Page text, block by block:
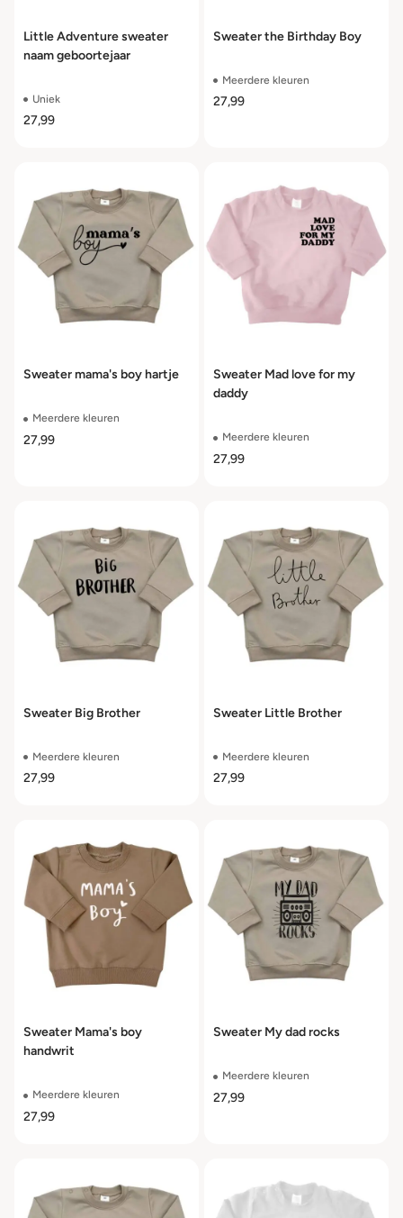
Little Adventure sweater
naam geboortejaar
Uniek
27,99
Sweater the Birthday Boy
Meerdere kleuren
27,99
Sweater mama's boy hartje
Meerdere kleuren
27,99
Sweater Mad love for my
daddy
Meerdere kleuren
27,99
Sweater Big Brother
Meerdere kleuren
27,99
Sweater Little Brother
Meerdere kleuren
27,99
Sweater Mama's boy
handwrit
Meerdere kleuren
27,99
Sweater My dad rocks
Meerdere kleuren
27,99